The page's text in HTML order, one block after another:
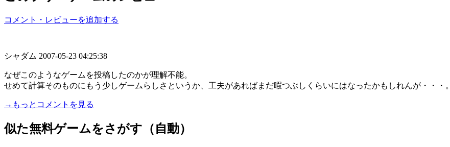
コメント・レビューを追加する
シャダム 2007-05-23 04:25:38
なぜこのようなゲームを投稿したのかが理解不能。
せめて計算そのものにもう少しゲームらしさというか、工夫があればまだ暇つぶしくらいにはなったかもしれんが・・・。
→もっとコメントを見る
似た無料ゲームをさがす（自動）